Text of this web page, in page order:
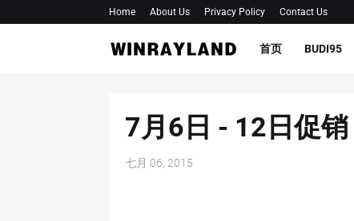
Home About Us Privacy Policy Contact Us
首页 BUDI95
7月6日 - 12日促
七月 06, 2015